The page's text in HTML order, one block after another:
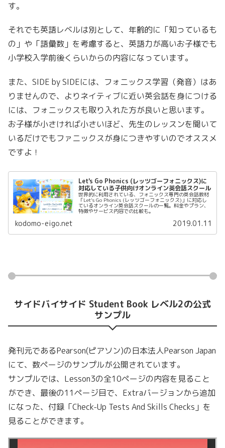
す。
それでも英語レベルは別として、年齢的に「知っているも
の」や「語彙数」を考慮すると、英語力が高いお子様でも
小学校入学前後くらいからの内容になっています。
また、SIDE by SIDEには、フォニックス学習（発音）はあ
りませんので、よりネイティブに近い英会話を身につける
には、フォニックスも取り入れた方が良いと思います。
お子様が小さければ小さいほど、先生のレッスンを聞いて
いるだけでもファニックスが身につきやすいのでオススメ
ですよ！
Let's Go Phonics (レッツゴーフォニックス)に
対応している子供向けオンライン英会話スクール
世界的に利用されている、フォニックス専門の英会話教材
「Let's Go Phonics (レッツゴーフォニックス)」に対応し
ているオンライン英会話スクールの一覧。料金やプラン、
特徴やサービス内容での比較も。
kodomo-eigo.net 2019.01.11
サイドバイサイド Student Book レベル2の公式
サンプル
発刊元であるPearson(ピアソン)の日本法人Pearson Japan
にて、数ページのサンプルが公開されています。
サンプルでは、Lesson3の全10ページの内容を見ること
ができ、最後の11ページ目で、Extraバージョンから追加
になった、付録「Check-Up Tests And Skills Checks」を
見ることができます。